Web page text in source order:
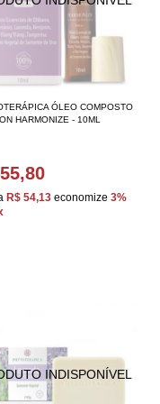
ÓLEO COMPOSTO
HARMONIZE - 10ML
R$ 54,13 economize 3%